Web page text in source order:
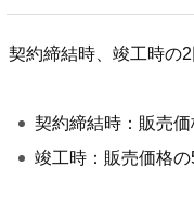
契約締結時、竣工時の
契約締結時：販売
竣工時：販売価格の